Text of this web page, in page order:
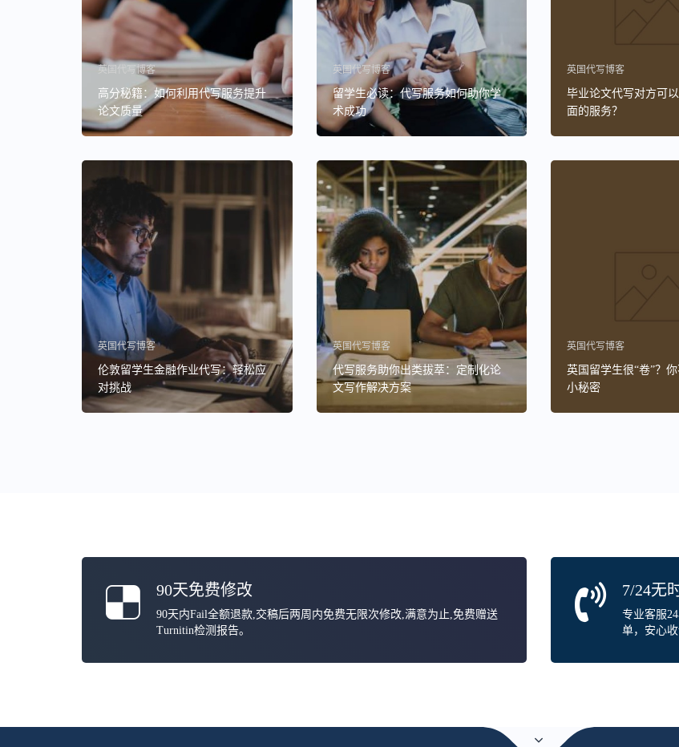
英国代写博客
高分秘籍：如何利用代写服务提升
论文质量
英国代写博客
留学生必读：代写服务如何助你学
术成功
英国代写博客
毕业论文代写对方可
面的服务？
英国代写博客
伦敦留学生金融作业代写：轻松应
对挑战
英国代写博客
代写服务助你出类拔萃：定制化论
文写作解决方案
英国代写博客
英国留学生很“卷”？
小秘密
90天免费修改
90天内Fail全额退款,交稿后两周内免费无限次修改,满意为止,免费赠送
Turnitin检测报告。
7/24无
专业客服
单，安心收